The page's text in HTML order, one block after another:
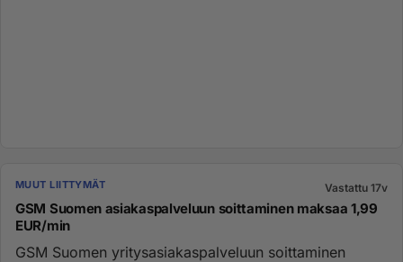
MUUT LIITTYMÄT Vastattu 17v
GSM Suomen asiakaspalveluun soittaminen maksaa 1,99
EUR/min
GSM Suomen yritysasiakaspalveluun soittaminen